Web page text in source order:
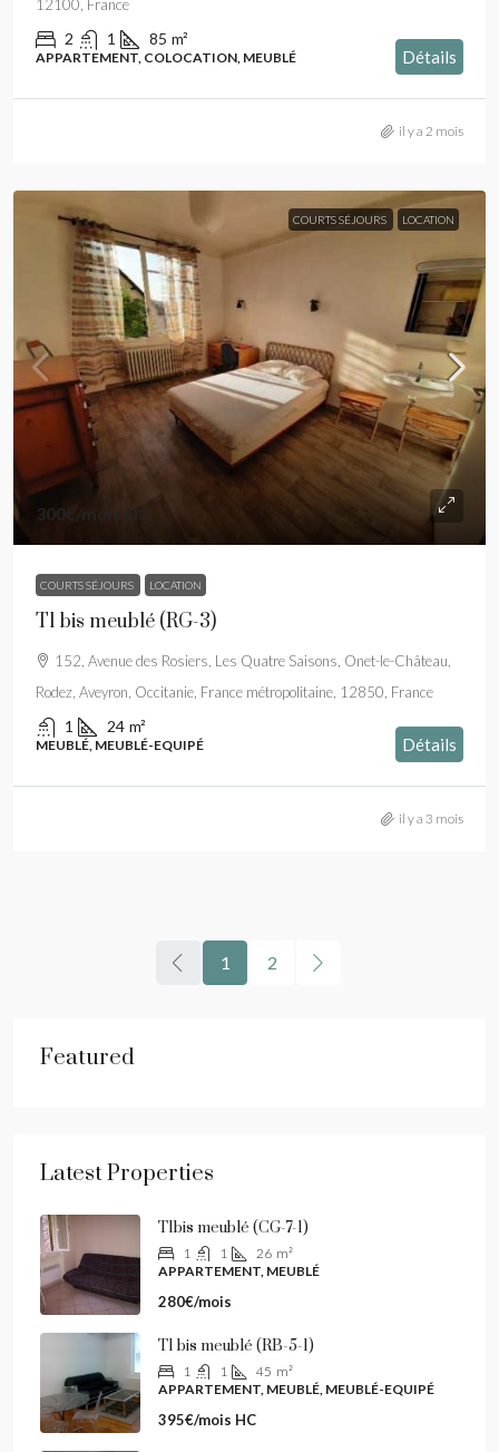
12100, France
2 1 85 m²
APPARTEMENT, COLOCATION, MEUBLÉ Détails
il y a 2 mois
COURTS SÉJOURS LOCATION
300€/mois HC
COURTS SÉJOURS LOCATION
T1 bis meublé (RG-3)
152, Avenue des Rosiers, Les Quatre Saisons, Onet-le-Château,
Rodez, Aveyron, Occitanie, France métropolitaine, 12850, France
1 24 m²
MEUBLÉ, MEUBLÉ-EQUIPÉ Détails
il y a 3 mois
1 2
Featured
Latest Properties
T1bis meublé (CG-7-1)
1 1 26 m²
APPARTEMENT, MEUBLÉ
280€/mois
T1 bis meublé (RB-5-1)
1 1 45 m²
APPARTEMENT, MEUBLÉ, MEUBLÉ-EQUIPÉ
395€/mois HC